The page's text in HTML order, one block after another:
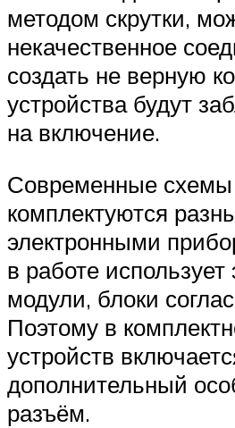
методом скрутки,
некачественное
создать не верную
устройства будут
на включение.
Современные
комплектуются
электронными
в работе использует
модули, блоки
Поэтому в
устройств
дополнительный
разъём.